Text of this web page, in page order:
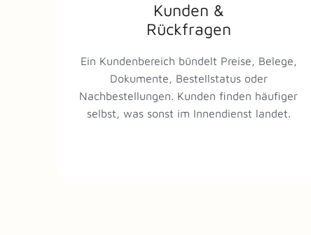
Kunden &
Rückfragen
Ein Kundenbereich bündelt Preise, Belege,
Dokumente, Bestellstatus oder
Nachbestellungen. Kunden finden häufiger
selbst, was sonst im Innendienst landet.